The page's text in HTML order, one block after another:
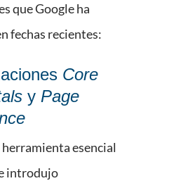
que Google ha
fechas recientes:
Core
y Page
herramienta esencial
introdujo